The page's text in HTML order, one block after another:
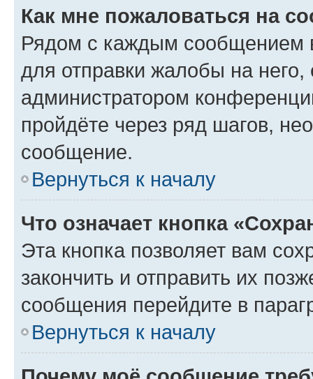
Как мне пожаловаться на
Рядом с каждым сообщением
для отправки жалобы на
администратором
пройдёте через ряд шагов,
сообщение.
Вернуться к началу
Что означает кнопка
Эта кнопка позволяет вам
закончить и отправить их
сообщения перейдите в
Вернуться к началу